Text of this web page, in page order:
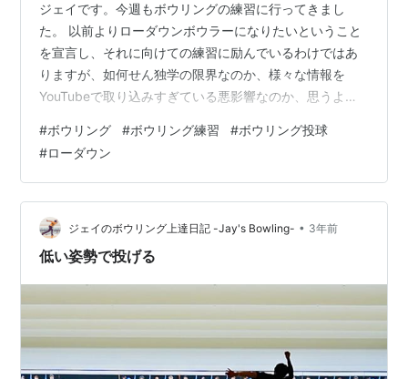
ジェイです。今週もボウリングの練習に行ってきまし
た。 以前よりローダウンボウラーになりたいということ
を宣言し、それに向けての練習に励んでいるわけではあ
りますが、如何せん独学の限界なのか、様々な情報を
YouTubeで取り込みすぎている悪影響なのか、思うよう
ローダウン＝高回転という定義で考えているのですが、0
歩助走でゆっくりまったり投げるとボールはきれいに曲
がるものの、助走をつけた途端にフォームが乱れ、ボー
ルも素直なストレートに近い緩いカーブの軌道になって
しまいます。 もうローダウンボウラーを目指すのを諦め
て、レーンの右端の方からまっすぐ目に投げ…
#ボウリング #ボウリング練習 #ボウリング投球
#ローダウン
ジェイのボウリング上達日記 -Jay's Bowling- • 3年前
低い姿勢で投げる